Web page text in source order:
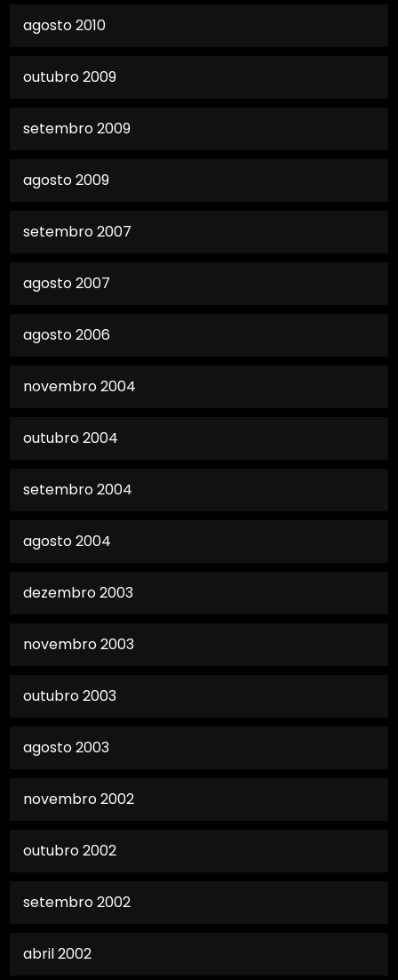
agosto 2010
outubro 2009
setembro 2009
agosto 2009
setembro 2007
agosto 2007
agosto 2006
novembro 2004
outubro 2004
setembro 2004
agosto 2004
dezembro 2003
novembro 2003
outubro 2003
agosto 2003
novembro 2002
outubro 2002
setembro 2002
abril 2002